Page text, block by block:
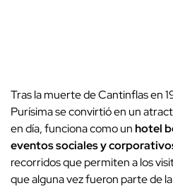
Tras la muerte de Cantinflas en
Purísima se convirtió en un
en día, funciona como unhotel
eventos sociales y
recorridos que permiten a los
que alguna vez fueron parte de